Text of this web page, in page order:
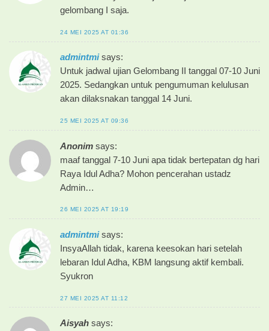
gelombang I saja.
24 MEI 2025 AT 01:36
admintmi says:
Untuk jadwal ujian Gelombang II tanggal 07-10 Juni
2025. Sedangkan untuk pengumuman kelulusan
akan dilaksnakan tanggal 14 Juni.
25 MEI 2025 AT 09:36
Anonim says:
maaf tanggal 7-10 Juni apa tidak bertepatan dg hari
Raya Idul Adha? Mohon pencerahan ustadz
Admin…
26 MEI 2025 AT 19:19
admintmi says:
InsyaAllah tidak, karena keesokan hari setelah
lebaran Idul Adha, KBM langsung aktif kembali.
Syukron
27 MEI 2025 AT 11:12
Aisyah says: